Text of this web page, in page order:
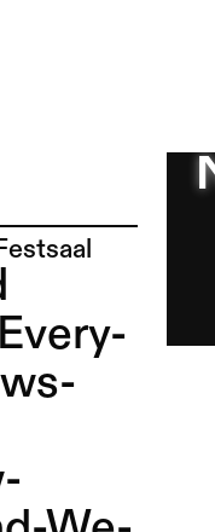
| Freies